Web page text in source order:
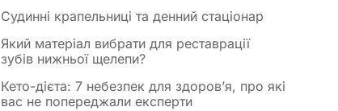
Судинні крапельниці та денний стаціонар
Який матеріал вибрати для реставрації
зубів нижньої щелепи?
Кето-дієта: 7 небезпек для здоров’я, про які
вас не попереджали експерти